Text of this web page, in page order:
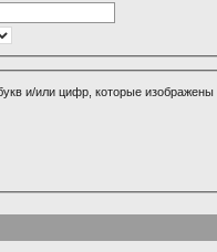
и/или цифр, которые изображены